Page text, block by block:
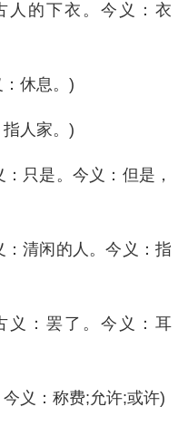
人的下衣。今义：衣
休息。)
人家。)
只是。今义：但是，
清闲的人。今义：指
义：罢了。今义：耳
义：称费;允许;或许)